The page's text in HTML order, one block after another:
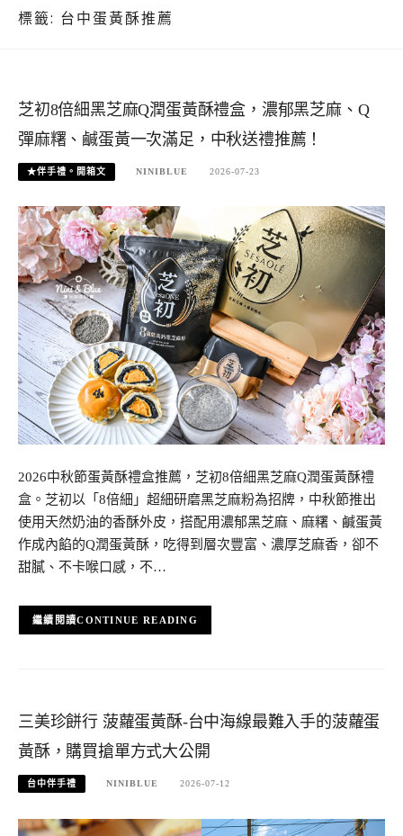
標籤: 台中蛋黃酥推薦
芝初8倍細黑芝麻Q潤蛋黃酥禮盒，濃郁黑芝麻、Q
彈麻糬、鹹蛋黃一次滿足，中秋送禮推薦！
★伴手禮。開箱文 NINIBLUE 2026-07-23
2026中秋節蛋黃酥禮盒推薦，芝初8倍細黑芝麻Q潤蛋黃酥禮
盒。芝初以「8倍細」超細研磨黑芝麻粉為招牌，中秋節推出
使用天然奶油的香酥外皮，搭配用濃郁黑芝麻、麻糬、鹹蛋黃
作成內餡的Q潤蛋黃酥，吃得到層次豐富、濃厚芝麻香，卻不
甜膩、不卡喉口感，不…
CONTINUE READING
三美珍餅行 菠蘿蛋黃酥-台中海線最難入手的菠蘿蛋
黃酥，購買搶單方式大公開
台中伴手禮 NINIBLUE 2026-07-12